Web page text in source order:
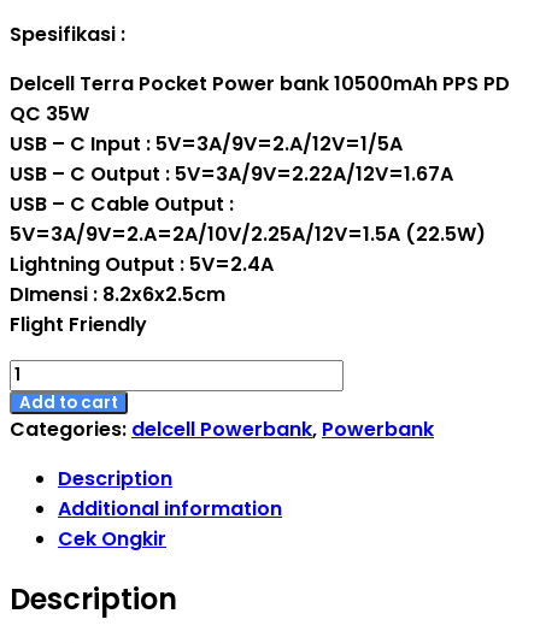
was:
Rp 599.000.Rp 209.000.
Spesifikasi :
Delcell Terra Pocket Power bank 10500mAh PPS PD
QC 35W
USB – C Input : 5V=3A/9V=2.A/12V=1/5A
USB – C Output : 5V=3A/9V=2.22A/12V=1.67A
USB – C Cable Output :
5V=3A/9V=2.A=2A/10V/2.25A/12V=1.5A (22.5W)
Lightning Output : 5V=2.4A
DImensi : 8.2x6x2.5cm
Flight Friendly
[Sertifikat
CCC]
Delcell
Power
Pocket
Mini
10500mAh
Add to cart
Categories: delcell Powerbank, Powerbank
Description
Additional information
Cek Ongkir
Description